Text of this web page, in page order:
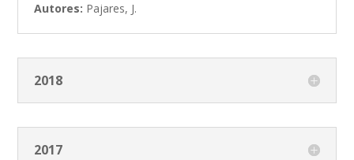
Autores: Pajares, J.
2018
2017